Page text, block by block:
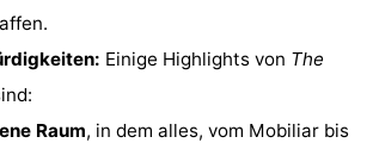
Einige Highlights von The
Raum, in dem alles, vom Mobiliar bis